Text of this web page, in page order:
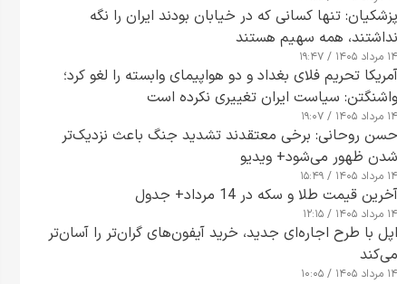
پزشکیان: تنها کسانی که در خیابان بودند ایران را نگه
نداشتند، همه سهیم هستند
۱۴ مرداد ۱۴۰۵ / ۱۹:۴۷
آمریکا تحریم فلای بغداد و دو هواپیمای وابسته را لغو کرد؛
واشنگتن: سیاست ایران تغییری نکرده است
۱۴ مرداد ۱۴۰۵ / ۱۹:۰۷
حسن روحانی: برخی معتقدند تشدید جنگ باعث نزدیک‌تر
شدن ظهور می‌شود+ ویدیو
۱۴ مرداد ۱۴۰۵ / ۱۵:۴۹
آخرین قیمت طلا و سکه در 14 مرداد+ جدول
۱۴ مرداد ۱۴۰۵ / ۱۲:۱۵
اپل با طرح اجاره‌ای جدید، خرید آیفون‌های گران‌تر را آسان‌تر
می‌کند
۱۴ مرداد ۱۴۰۵ / ۱۰:۰۵